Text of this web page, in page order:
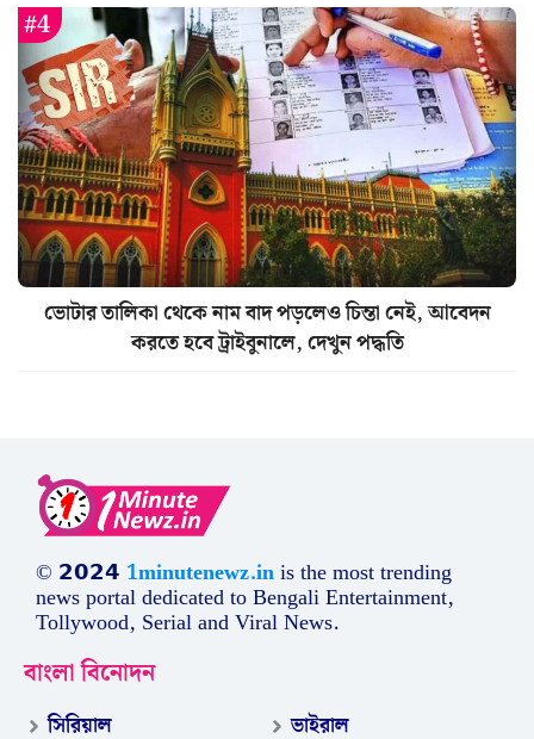
ভোটার তালিকা থেকে নাম বাদ পড়লেও চিন্তা নেই, আবেদন
করতে হবে ট্রাইবুনালে, দেখুন পদ্ধতি
© 𝟮𝟬𝟮𝟰 1minutenewz.inis the most trending
news portal dedicated to Bengali Entertainment,
Tollywood, Serial and Viral News.
বাংলা বিনোদন
সিরিয়াল ভাইরাল